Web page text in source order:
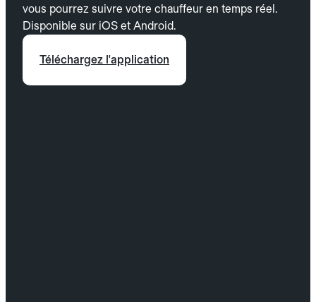
vous pourrez suivre votre chauffeur en temps réel.
Disponible sur iOS et Android.
Téléchargez l'application